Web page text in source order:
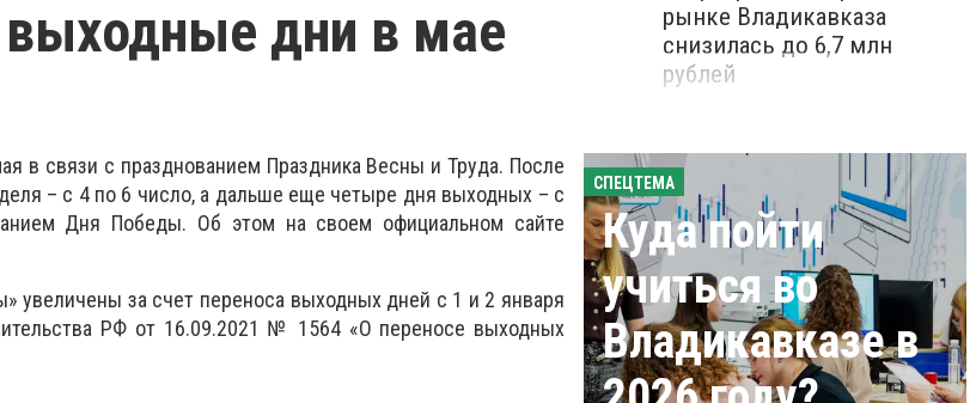
дни в мае
в связи с празднованием Праздника Весны и Труда. После
– с 4 по 6 число, а дальше еще четыре дня выходных – с
Дня Победы. Об этом на своем официальном сайте
увеличены за счет переноса выходных дней с 1 и 2 января
РФ от 16.09.2021 № 1564 «О переносе выходных
рынке Владикавказа
снизилась до 6,7 млн
рублей
СПЕЦТЕМА
Куда пойти
учиться во
Владикавказе в